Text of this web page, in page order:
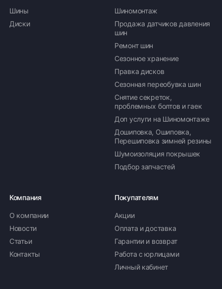
Шины
Диски
Шиномонтаж
Продажа датчиков давления
шин
Ремонт шин
Сезонное хранение
Правка дисков
Сезонная переобувка шин
Снятие секреток,
проблемных болтов и гаек
Доп услуги на Шиномонтаже
Дошиповка, Ошиповка,
Перешиповка зимней резины
Шумоизоляция покрышек
Подбор запчастей
Компания
О компании
Новости
Статьи
Контакты
Покупателям
Акции
Оплата и доставка
Гарантии и возврат
Работа с юрлицами
Личный кабинет